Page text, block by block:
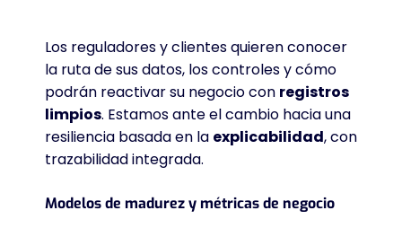
Los reguladores y clientes quieren conocer
la ruta de sus datos, los controles y cómo
podrán reactivar su negocio con registros
limpios. Estamos ante el cambio hacia una
resiliencia basada en la explicabilidad, con
trazabilidad integrada.
Modelos de madurez y métricas de negocio